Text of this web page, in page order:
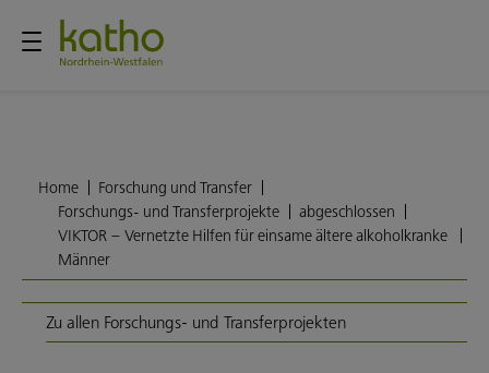
Home
Forschung und Transfer
Forschungs- und Transferprojekte
abgeschlossen
VIKTOR – Vernetzte Hilfen für einsame ältere alkoholkranke
Männer
Zu allen Forschungs- und Transferprojekten